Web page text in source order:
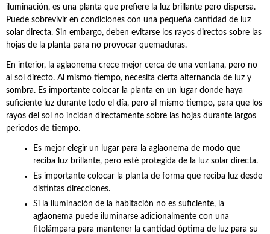
iluminación, es una planta que prefiere la luz brillante pero dispersa.
Puede sobrevivir en condiciones con una pequeña cantidad de luz
solar directa. Sin embargo, deben evitarse los rayos directos sobre las
hojas de la planta para no provocar quemaduras.
En interior, la aglaonema crece mejor cerca de una ventana, pero no
al sol directo. Al mismo tiempo, necesita cierta alternancia de luz y
sombra. Es importante colocar la planta en un lugar donde haya
suficiente luz durante todo el día, pero al mismo tiempo, para que los
rayos del sol no incidan directamente sobre las hojas durante largos
periodos de tiempo.
Es mejor elegir un lugar para la aglaonema de modo que
reciba luz brillante, pero esté protegida de la luz solar directa.
Es importante colocar la planta de forma que reciba luz desde
distintas direcciones.
Si la iluminación de la habitación no es suficiente, la
aglaonema puede iluminarse adicionalmente con una
fitolámpara para mantener la cantidad óptima de luz para su